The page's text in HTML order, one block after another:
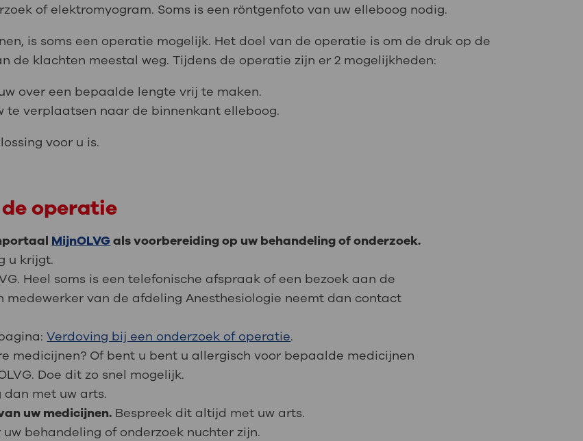
of elektromyogram. Soms is een röntgenfoto van uw elleboog nodig.
is soms een operatie mogelijk. Het doel van de operatie is om de druk op de
de klachten meestal weg. Tijdens de operatie zijn er 2 mogelijkheden:
over een bepaalde lengte vrij te maken.
te verplaatsen naar de binnenkant elleboog.
voor u is.
operatie
MijnOLVGals voorbereiding op uw behandeling of onderzoek.
u krijgt.
Heel soms is een telefonische afspraak of een bezoek aan de
medewerker van de afdeling Anesthesiologie neemt dan contact
Verdoving bij een onderzoek of operatie.
medicijnen? Of bent u bent u allergisch voor bepaalde medicijnen
Doe dit zo snel mogelijk.
dan met uw arts.
uw medicijnen. Bespreek dit altijd met uw arts.
behandeling of onderzoek nuchter zijn.